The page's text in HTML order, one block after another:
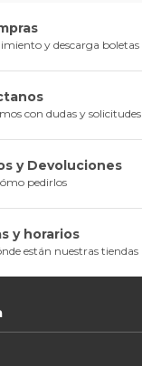
y descarga boletas
con dudas y solicitudes
y Devoluciones
pedirlos
y horarios
están nuestras tiendas